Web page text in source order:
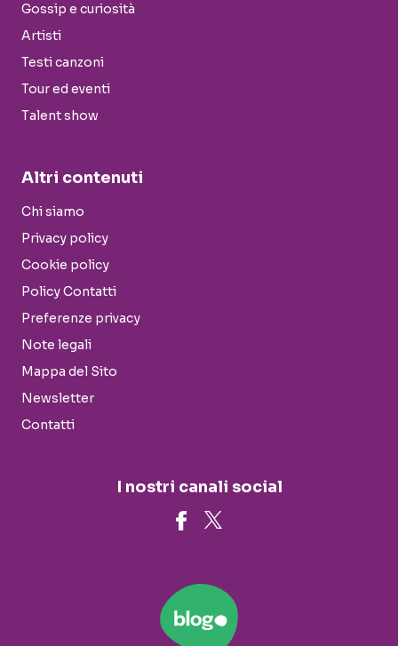
Gossip e curiosità
Artisti
Testi canzoni
Tour ed eventi
Talent show
Altri contenuti
Chi siamo
Privacy policy
Cookie policy
Policy Contatti
Preferenze privacy
Note legali
Mappa del Sito
Newsletter
Contatti
I nostri canali social